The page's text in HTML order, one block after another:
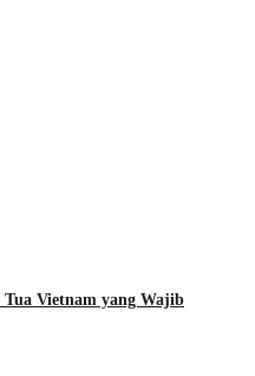
Vietnam yang Wajib